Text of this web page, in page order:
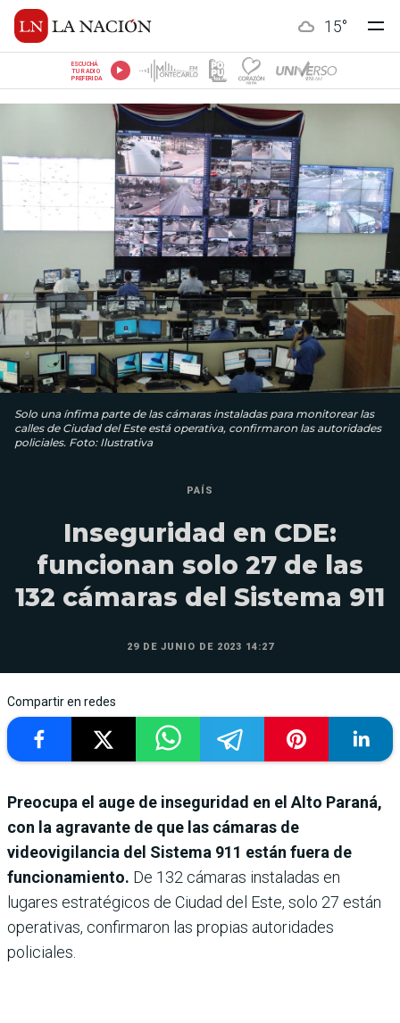
15°
ESCUCHÁ
TU RADIO
PREFERIDA
Solo una ínfima parte de las cámaras instaladas para monitorear las
calles de Ciudad del Este está operativa, confirmaron las autoridades
policiales. Foto: Ilustrativa
PAÍS
Inseguridad en CDE:
funcionan solo 27 de las
132 cámaras del Sistema 911
29 DE JUNIO DE 2023 14:27
Compartir en redes
Preocupa el auge de inseguridad en el Alto Paraná,
con la agravante de que las cámaras de
videovigilancia del Sistema 911 están fuera de
funcionamiento. De 132 cámaras instaladas en
lugares estratégicos de Ciudad del Este, solo 27 están
operativas, confirmaron las propias autoridades
policiales.